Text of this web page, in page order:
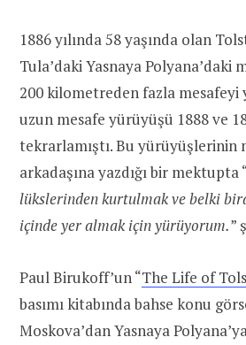
1886 yılında 58 yaşında olan
Tula’daki Yasnaya Polyana’daki
200 kilometreden fazla mesafeyi
uzun mesafe yürüyüşü 1888 ve
tekrarlamıştı. Bu yürüyüşlerinin
arkadaşına yazdığı bir mektupta
lükslerinden kurtulmak ve belki
içinde yer almak için yürüyorum.”
Paul Birukoff’un “The Life of
basımı kitabında bahse konu
Moskova’dan Yasnaya